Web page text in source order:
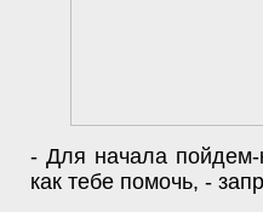
- Для начала
как тебе помочь, -